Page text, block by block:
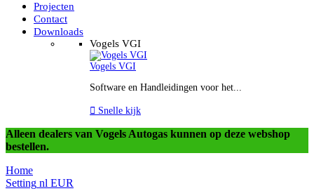
Projecten
Contact
Downloads
Vogels VGI
Vogels VGI
Software en Handleidingen voor het...
 Snelle kijk
Alleen dealers van Vogels Autogas kunnen op deze webshop
bestellen.
Home
Setting nl EUR